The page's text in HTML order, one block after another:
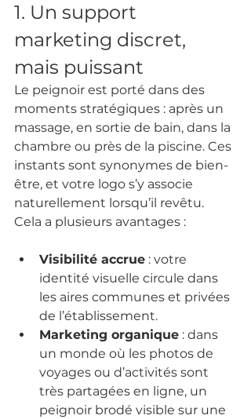
1. Un support
marketing discret,
mais puissant
Le peignoir est porté dans des
moments stratégiques : après un
massage, en sortie de bain, dans la
chambre ou près de la piscine. Ces
instants sont synonymes de bien-
être, et votre logo s’y associe
naturellement lorsqu’il revêtu.
Cela a plusieurs avantages :
Visibilité accrue : votre
identité visuelle circule dans
les aires communes et privées
de l’établissement.
Marketing organique : dans
un monde où les photos de
voyages ou d’activités sont
très partagées en ligne, un
peignoir brodé visible sur une